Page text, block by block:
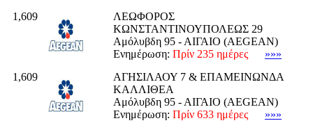
1,609
ΛΕΩΦΟΡΟΣ
ΚΩΝΣΤΑΝΤΙΝΟΥΠΟΛΕΩΣ 29
Αμόλυβδη 95 - ΑΙΓΑΙΟ (AEGEAN)
Ενημέρωση: Πρίν 235 ημέρες
»»»
1,609
ΑΓΗΣΙΛΑΟΥ 7 & ΕΠΑΜΕΙΝΩΝΔΑ
ΚΑΛΛΙΘΕΑ
Αμόλυβδη 95 - ΑΙΓΑΙΟ (AEGEAN)
Ενημέρωση: Πρίν 633 ημέρες
»»»